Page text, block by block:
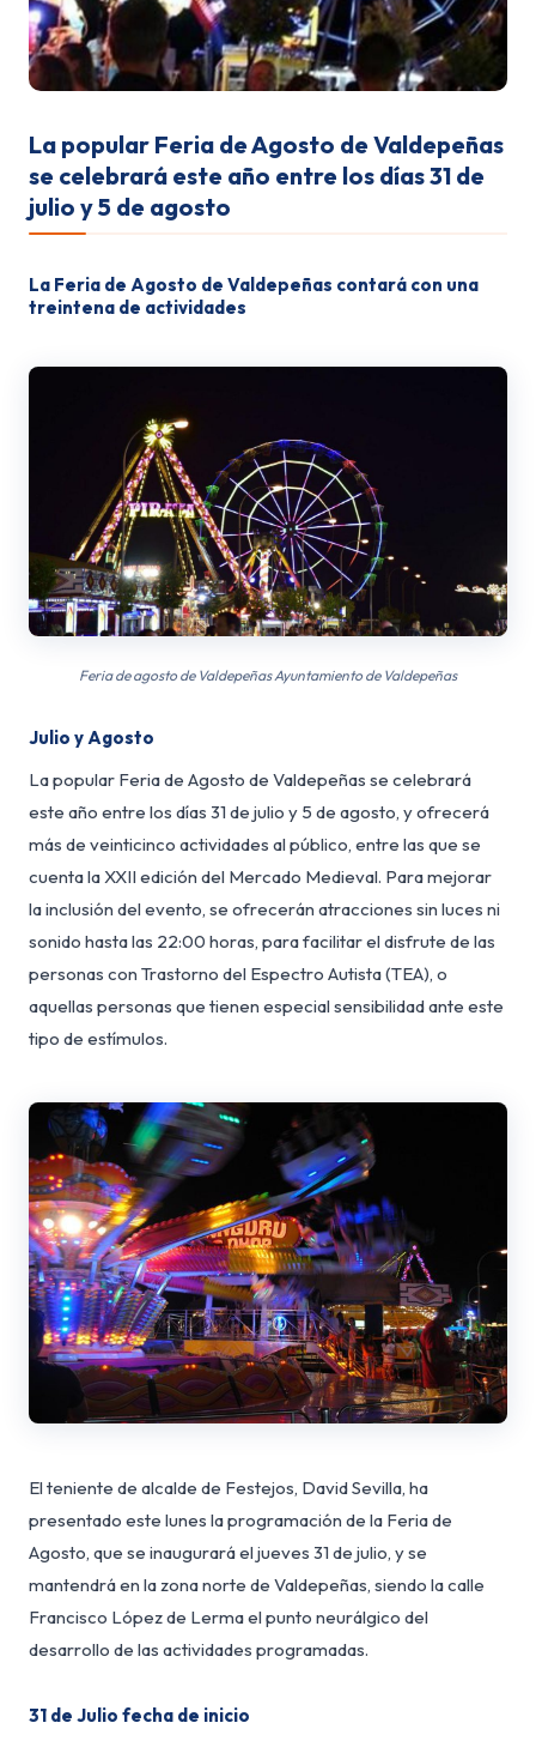
La popular Feria de Agosto de Valdepeñas
se celebrará este año entre los días 31 de
julio y 5 de agosto
La Feria de Agosto de Valdepeñas contará con una
treintena de actividades
Feria de agosto de Valdepeñas Ayuntamiento de Valdepeñas
Julio y Agosto
La popular Feria de Agosto de Valdepeñas se celebrará
este año entre los días 31 de julio y 5 de agosto, y ofrecerá
más de veinticinco actividades al público, entre las que se
cuenta la XXII edición del Mercado Medieval. Para mejorar
la inclusión del evento, se ofrecerán atracciones sin luces ni
sonido hasta las 22:00 horas, para facilitar el disfrute de las
personas con Trastorno del Espectro Autista (TEA), o
aquellas personas que tienen especial sensibilidad ante este
tipo de estímulos.
El teniente de alcalde de Festejos, David Sevilla, ha
presentado este lunes la programación de la Feria de
Agosto, que se inaugurará el jueves 31 de julio, y se
mantendrá en la zona norte de Valdepeñas, siendo la calle
Francisco López de Lerma el punto neurálgico del
desarrollo de las actividades programadas.
31 de Julio fecha de inicio